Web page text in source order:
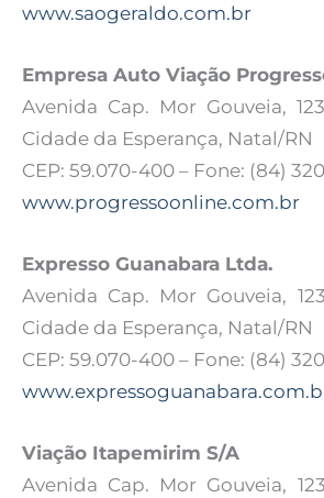
www.saogeraldo.com.br
Empresa Auto Viação
Avenida Cap. Mor Gouveia,
Cidade da Esperança, Natal/RN
CEP: 59.070-400 – Fone: (84)
www.progressoonline.com.br
Expresso Guanabara Ltda.
Avenida Cap. Mor Gouveia,
Cidade da Esperança, Natal/RN
CEP: 59.070-400 – Fone: (84)
Viação Itapemirim S/A
Avenida Cap. Mor Gouveia,